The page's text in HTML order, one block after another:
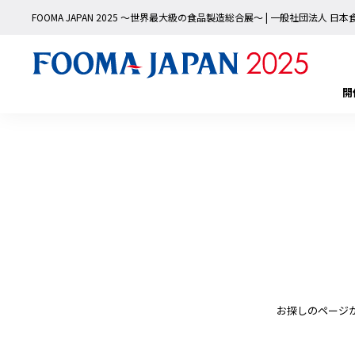
FOOMA JAPAN 2025 〜世界最大級の食品製造総合展〜 | 一般社団法人 日本
お探しのページ